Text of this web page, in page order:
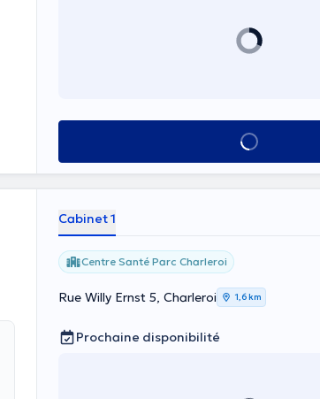
Voir tout
Cabinet 1
Centre Santé Parc Charleroi
Rue Willy Ernst 5, Charleroi 1,6 km
Prochaine disponibilité